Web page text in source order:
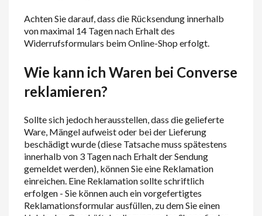
Achten Sie darauf, dass die Rücksendung innerhalb
von maximal 14 Tagen nach Erhalt des
Widerrufsformulars beim Online-Shop erfolgt.
Wie kann ich Waren bei Converse
reklamieren?
Sollte sich jedoch herausstellen, dass die gelieferte
Ware, Mängel aufweist oder bei der Lieferung
beschädigt wurde (diese Tatsache muss spätestens
innerhalb von 3 Tagen nach Erhalt der Sendung
gemeldet werden), können Sie eine Reklamation
einreichen. Eine Reklamation sollte schriftlich
erfolgen - Sie können auch ein vorgefertigtes
Reklamationsformular ausfüllen, zu dem Sie einen